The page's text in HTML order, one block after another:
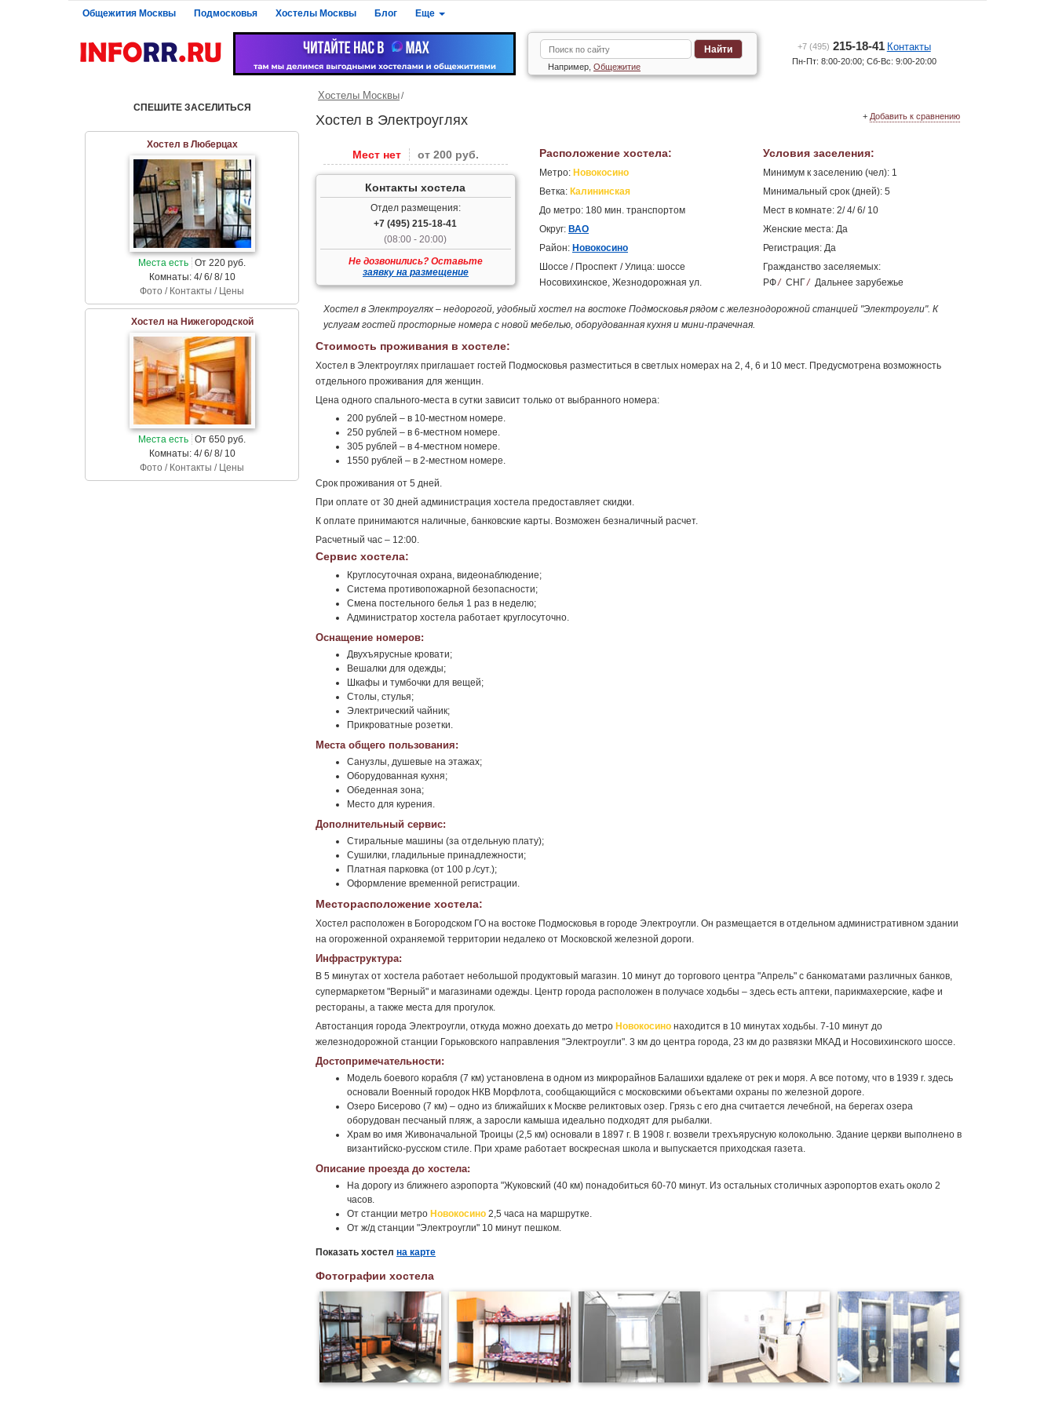
Общежития Москвы Подмосковья Хостелы Москвы Блог Еще
Найти
Например, Общежитие
+7 (495) 215-18-41 Контакты
Пн-Пт: 8:00-20:00; Сб-Вс: 9:00-20:00
СПЕШИТЕ ЗАСЕЛИТЬСЯ
Хостел в Люберцах
Места есть От 220 руб.
Комнаты: 4/ 6/ 8/ 10
Фото / Контакты / Цены
Хостел на Нижегородской
Места есть От 650 руб.
Комнаты: 4/ 6/ 8/ 10
Фото / Контакты / Цены
Хостелы Москвы
Хостел в Электроуглях + Добавить к сравнению
Мест нет от 200 руб.
Контакты хостела
Отдел размещения:
+7 (495) 215-18-41
(08:00 - 20:00)
Не дозвонились? Оставьте
заявку на размещение
Расположение хостела:
Метро: Новокосино
Ветка: Калининская
До метро: 180 мин. транспортом
Округ: ВАО
Район: Новокосино
Шоссе / Проспект / Улица: шоссе
Носовихинское, Жезнодорожная ул.
Условия заселения:
Минимум к заселению (чел): 1
Минимальный срок (дней): 5
Мест в комнате: 2/ 4/ 6/ 10
Женские места: Да
Регистрация: Да
Гражданство заселяемых:
РФ/ СНГ/ Дальнее зарубежье
Хостел в Электроуглях – недорогой, удобный хостел на востоке Подмосковья рядом с железнодорожной станцией "Электроугли". К
услугам гостей просторные номера с новой мебелью, оборудованная кухня и мини-прачечная.
Стоимость проживания в хостеле:
Хостел в Электроуглях приглашает гостей Подмосковья разместиться в светлых номерах на 2, 4, 6 и 10 мест. Предусмотрена возможность
отдельного проживания для женщин.
Цена одного спального-места в сутки зависит только от выбранного номера:
200 рублей – в 10-местном номере.
250 рублей – в 6-местном номере.
305 рублей – в 4-местном номере.
1550 рублей – в 2-местном номере.
Срок проживания от 5 дней.
При оплате от 30 дней администрация хостела предоставляет скидки.
К оплате принимаются наличные, банковские карты. Возможен безналичный расчет.
Расчетный час – 12:00.
Сервис хостела:
Круглосуточная охрана, видеонаблюдение;
Система противопожарной безопасности;
Смена постельного белья 1 раз в неделю;
Администратор хостела работает круглосуточно.
Оснащение номеров:
Двухъярусные кровати;
Вешалки для одежды;
Шкафы и тумбочки для вещей;
Столы, стулья;
Электрический чайник;
Прикроватные розетки.
Места общего пользования:
Санузлы, душевые на этажах;
Оборудованная кухня;
Обеденная зона;
Место для курения.
Дополнительный сервис:
Стиральные машины (за отдельную плату);
Сушилки, гладильные принадлежности;
Платная парковка (от 100 р./сут.);
Оформление временной регистрации.
Месторасположение хостела:
Хостел расположен в Богородском ГО на востоке Подмосковья в городе Электроугли. Он размещается в отдельном административном здании
на огороженной охраняемой территории недалеко от Московской железной дороги.
Инфраструктура:
В 5 минутах от хостела работает небольшой продуктовый магазин. 10 минут до торгового центра "Апрель" с банкоматами различных банков,
супермаркетом "Верный" и магазинами одежды. Центр города расположен в получасе ходьбы – здесь есть аптеки, парикмахерские, кафе и
рестораны, а также места для прогулок.
Автостанция города Электроугли, откуда можно доехать до метро Новокосино находится в 10 минутах ходьбы. 7-10 минут до
железнодорожной станции Горьковского направления "Электроугли". 3 км до центра города, 23 км до развязки МКАД и Носовихинского шоссе.
Достопримечательности:
Модель боевого корабля (7 км) установлена в одном из микрорайнов Балашихи вдалеке от рек и моря. А все потому, что в 1939 г. здесь
основали Военный городок НКВ Морфлота, сообщающийся с московскими объектами охраны по железной дороге.
Озеро Бисерово (7 км) – одно из ближайших к Москве реликтовых озер. Грязь с его дна считается лечебной, на берегах озера
оборудован песчаный пляж, а заросли камыша идеально подходят для рыбалки.
Храм во имя Живоначальной Троицы (2,5 км) основали в 1897 г. В 1908 г. возвели трехъярусную колокольню. Здание церкви выполнено в
византийско-русском стиле. При храме работает воскресная школа и выпускается приходская газета.
Описание проезда до хостела:
На дорогу из ближнего аэропорта "Жуковский (40 км) понадобиться 60-70 минут. Из остальных столичных аэропортов ехать около 2
часов.
От станции метро Новокосино 2,5 часа на маршрутке.
От ж/д станции "Электроугли" 10 минут пешком.
Показать хостел на карте
Фотографии хостела